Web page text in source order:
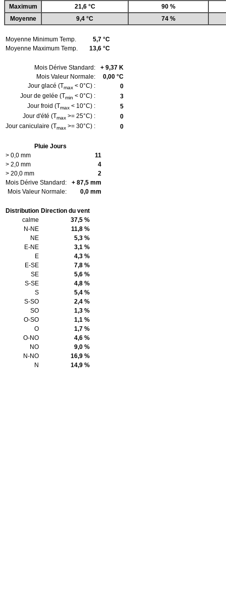
Maximum
21,6 °C
90 %
Moyenne
9,4 °C 74 %
Moyenne Minimum Temp.
5,7 °C
Moyenne Maximum Temp.
13,6 °C
Mois Dérive Standard:
+ 9,37 K
Mois Valeur Normale:
0,00 °C
Jour glacé (Tmax < 0°C) :
0
Jour de gelée (Tmin < 0°C) :
3
Jour froid (Tmax < 10°C) :
5
Jour d'été (Tmax >= 25°C) :
0
Jour caniculaire (Tmax >= 30°C) : 0
Pluie Jours
> 0,0 mm
11
> 2,0 mm
4
> 20,0 mm
2
Mois Dérive Standard:
+ 87,5 mm
Mois Valeur Normale:
0,0 mm
Distribution Direction du vent
calme
37,5 %
N-NE
11,8 %
NE
5,3 %
E-NE
3,1 %
E
4,3 %
E-SE
7,8 %
SE
5,6 %
S-SE
4,8 %
S
5,4 %
S-SO
2,4 %
SO
1,3 %
O-SO
1,1 %
O
1,7 %
O-NO
4,6 %
NO
9,0 %
N-NO
16,9 %
N
14,9 %